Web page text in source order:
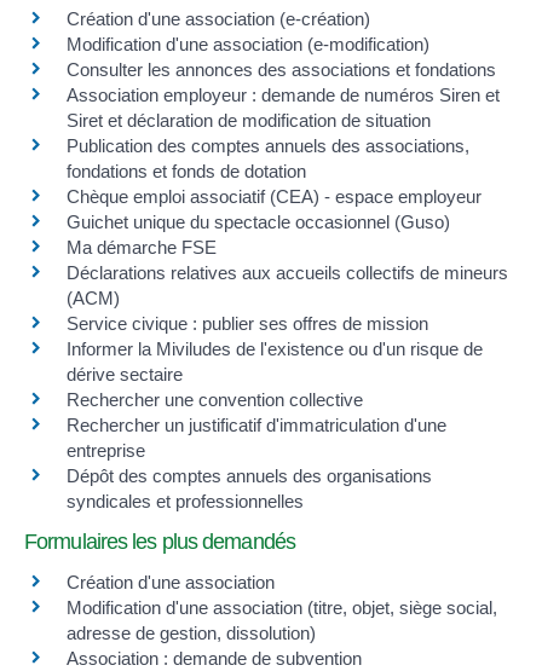
Création d'une association (e-création)
Modification d'une association (e-modification)
Consulter les annonces des associations et fondations
Association employeur : demande de numéros Siren et
Siret et déclaration de modification de situation
Publication des comptes annuels des associations,
fondations et fonds de dotation
Chèque emploi associatif (CEA) - espace employeur
Guichet unique du spectacle occasionnel (Guso)
Ma démarche FSE
Déclarations relatives aux accueils collectifs de mineurs
(ACM)
Service civique : publier ses offres de mission
Informer la Miviludes de l'existence ou d'un risque de
dérive sectaire
Rechercher une convention collective
Rechercher un justificatif d'immatriculation d'une
entreprise
Dépôt des comptes annuels des organisations
syndicales et professionnelles
Formulaires les plus demandés
Création d'une association
Modification d'une association (titre, objet, siège social,
adresse de gestion, dissolution)
Association : demande de subvention